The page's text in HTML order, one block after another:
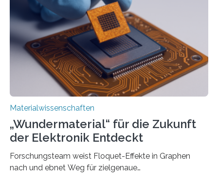
optoelektronischen Geräten ermöglichen, geleitet von
Vanderbilt und dem Fritz-Haber-Institut Josh Caldwell,
Professor für Maschinenbau und Direktor des
interdisziplinären Graduiertenprogramms für
Materialwissenschaften an der Vanderbilt University,
und Alexander Paarmann vom Fritz-Haber-Institut
leiteten ein internationales Forschungsprojekt, das…
Materialwissenschaften
„Wundermaterial“ für die Zukunft
der Elektronik Entdeckt
Forschungsteam weist Floquet-Effekte in Graphen
nach und ebnet Weg für zielgenaue